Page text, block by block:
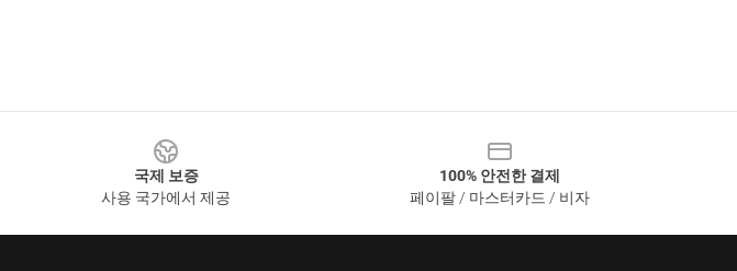
국제 보증
사용 국가에서 제공
100% 안전한 결제
페이팔 / 마스터카드 / 비자